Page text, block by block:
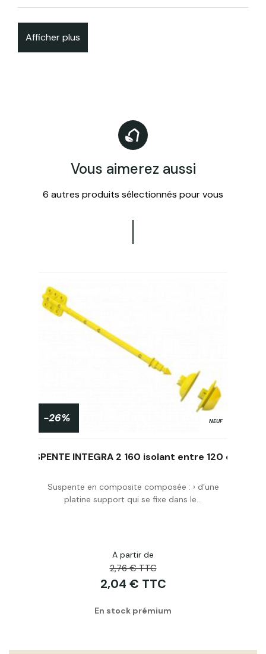
Afficher plus
Vous aimerez aussi
6 autres produits sélectionnés pour vous
Acheter
-26% NEUF
Suspente en composite composée : › d’une
platine support qui se fixe dans le...
A partir de
2,76 € TTC
2,04 € TTC
En stock prémium